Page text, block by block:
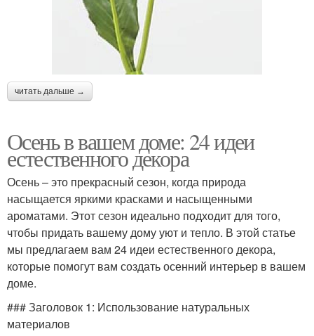
читать дальше →
Осень в вашем доме: 24 идеи
естественного декора
Осень – это прекрасный сезон, когда природа
насыщается яркими красками и насыщенными
ароматами. Этот сезон идеально подходит для того,
чтобы придать вашему дому уют и тепло. В этой статье
мы предлагаем вам 24 идеи естественного декора,
которые помогут вам создать осенний интерьер в вашем
доме.
### Заголовок 1: Использование натуральных
материалов